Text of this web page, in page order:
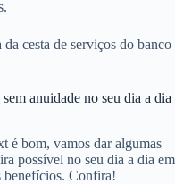
cesta de serviços do banco
anuidade no seu dia a dia
é bom, vamos dar algumas
possível no seu dia a dia em
benefícios. Confira!